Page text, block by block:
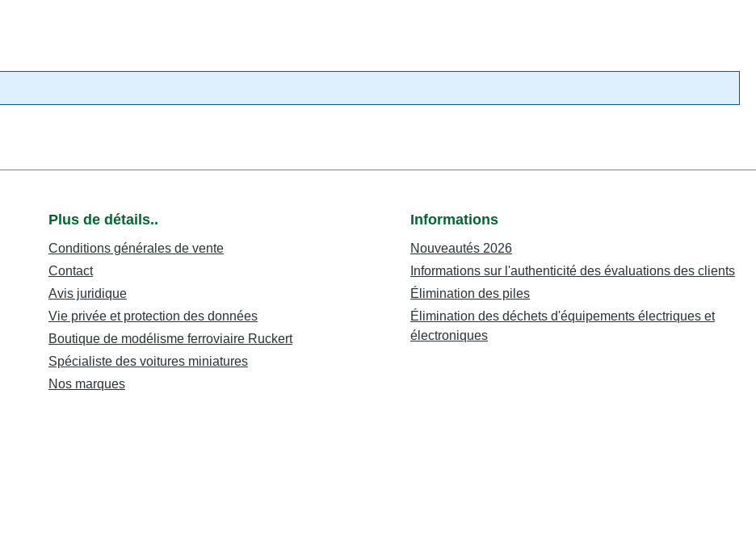
Plus de détails..
Conditions générales de vente
Contact
Avis juridique
Vie privée et protection des données
Boutique de modélisme ferroviaire Ruckert
Spécialiste des voitures miniatures
Nos marques
Informations
Nouveautés 2026
Informations sur l'authenticité des évaluations des clients
Élimination des piles
Élimination des déchets d'équipements électriques et
électroniques